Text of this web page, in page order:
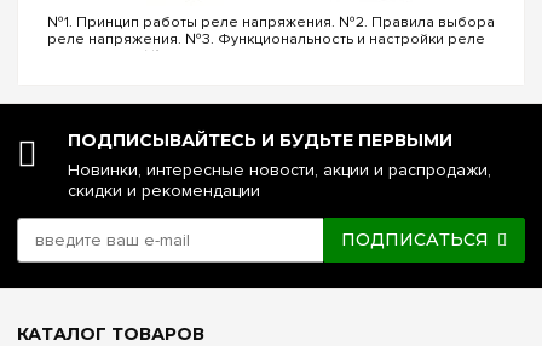
№1. Принцип работы реле напряжения. №2. Правила выбора
реле напряжения. №3. Функциональность и настройки реле
напряжения. №4. Управление реле напряжения через Wi-Fi.
ПОДПИСЫВАЙТЕСЬ И БУДЬТЕ ПЕРВЫМИ
Новинки, интересные новости, акции и распродажи,
скидки и рекомендации
ПОДПИСАТЬСЯ
КАТАЛОГ ТОВАРОВ